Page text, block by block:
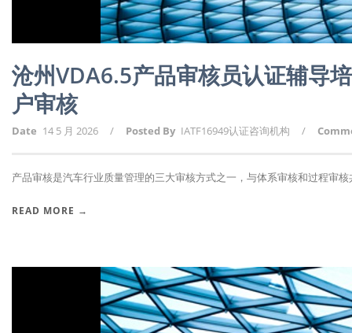
沧州VDA6.5产品审核员认证辅导
户审核
Date 14 5 月 2026 / Posted By IATF16949认证咨询机构 /
产品审核是汽车行业质量管理的三大审核方式之一，与体系审核和过程审核
READ MORE →